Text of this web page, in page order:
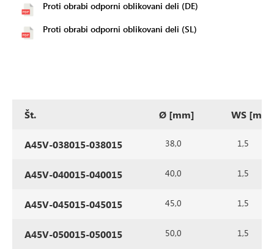
Proti obrabi odporni oblikovani deli (DE)
Proti obrabi odporni oblikovani deli (SL)
Št. Ø [mm] WS [mm]
A45V-038015-038015 38,0 1,5
A45V-040015-040015 40,0 1,5
A45V-045015-045015 45,0 1,5
A45V-050015-050015 50,0 1,5